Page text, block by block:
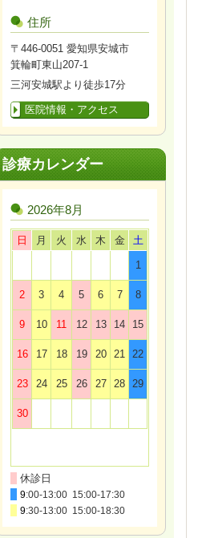
住所
〒446-0051 愛知県安城市
箕輪町東山207-1
三河安城駅より徒歩17分
医院情報・アクセス
診療カレンダー
2026年8月
日 月 火 水 木 金 土
1
2 3 4 5 6 7 8
9 10 11 12 13 14 15
16 17 18 19 20 21 22
23 24 25 26 27 28 29
30
休診日
9:00-13:00 15:00-17:30
9:30-13:00 15:00-18:30